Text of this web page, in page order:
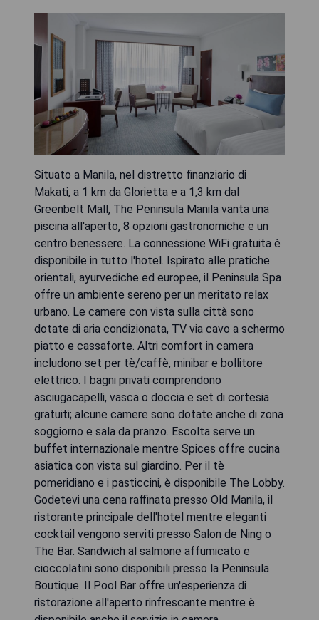
Situato a Manila, nel distretto finanziario di
Makati, a 1 km da Glorietta e a 1,3 km dal
Greenbelt Mall, The Peninsula Manila vanta una
piscina all'aperto, 8 opzioni gastronomiche e un
centro benessere. La connessione WiFi gratuita è
disponibile in tutto l'hotel. Ispirato alle pratiche
orientali, ayurvediche ed europee, il Peninsula Spa
offre un ambiente sereno per un meritato relax
urbano. Le camere con vista sulla città sono
dotate di aria condizionata, TV via cavo a schermo
piatto e cassaforte. Altri comfort in camera
includono set per tè/caffè, minibar e bollitore
elettrico. I bagni privati ​​comprendono
asciugacapelli, vasca o doccia e set di cortesia
gratuiti; alcune camere sono dotate anche di zona
soggiorno e sala da pranzo. Escolta serve un
buffet internazionale mentre Spices offre cucina
asiatica con vista sul giardino. Per il tè
pomeridiano e i pasticcini, è disponibile The Lobby.
Godetevi una cena raffinata presso Old Manila, il
ristorante principale dell'hotel mentre eleganti
cocktail vengono serviti presso Salon de Ning o
The Bar. Sandwich al salmone affumicato e
cioccolatini sono disponibili presso la Peninsula
Boutique. Il Pool Bar offre un'esperienza di
ristorazione all'aperto rinfrescante mentre è